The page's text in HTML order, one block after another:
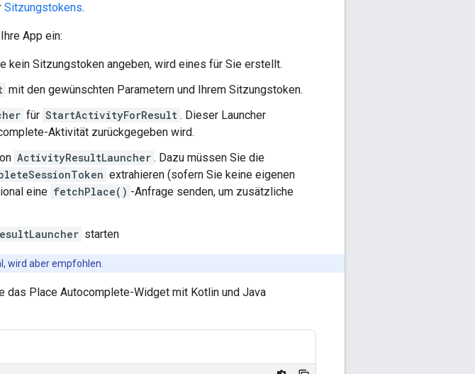
Sitzungstokens.
App ein:
kein Sitzungstoken angeben, wird eines für Sie erstellt.
mit den gewünschten Parametern und Ihrem Sitzungstoken.
für StartActivityForResult . Dieser Launcher
Aktivität zurückgegeben wird.
ActivityResultLauncher . Dazu müssen Sie die
extrahieren (sofern Sie keine eigenen
eine fetchPlace() -Anfrage senden, um zusätzliche
starten
wird aber empfohlen.
das Place Autocomplete-Widget mit Kotlin und Java